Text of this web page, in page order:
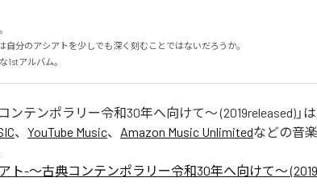
自分のアシアトを少しでも深く刻むことではないだろうか。
1stアルバム。
ンテンポラリー令和30年へ向けて〜 (2019released) 」は
、 YouTube Music、 Amazon Music Unlimitedなどの音
ト-〜古典コンテンポラリー令和30年へ向けて〜